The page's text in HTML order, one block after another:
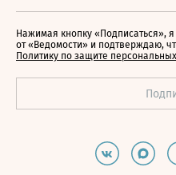
Нажимая кнопку «Подписаться»,
от «Ведомости» и подтверждаю,
Политику по защите